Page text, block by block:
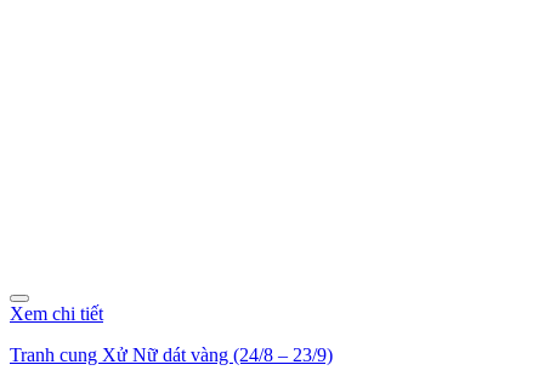
Xem chi tiết
Tranh cung Xử Nữ dát vàng (24/8 – 23/9)